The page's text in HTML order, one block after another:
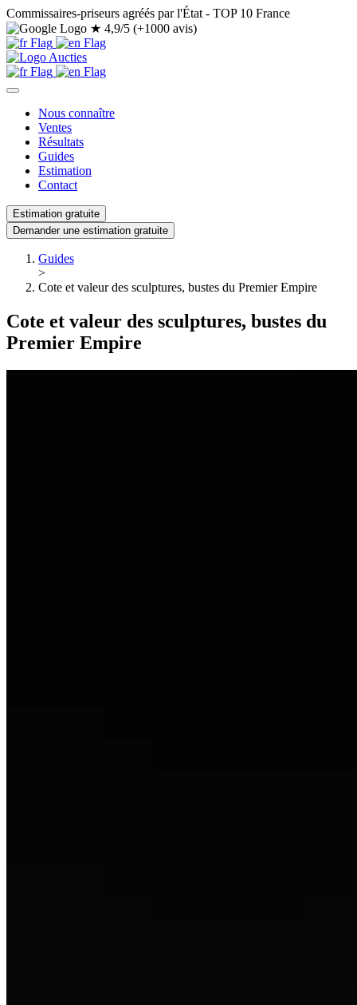
Commissaires-priseurs agréés par l'État - TOP 10 France
★ 4,9/5 (+1000 avis)
Nous connaître
Ventes
Résultats
Guides
Estimation
Contact
Estimation gratuite
Demander une estimation gratuite
Guides
>
Cote et valeur des sculptures, bustes du Premier Empire
Cote et valeur des sculptures, bustes du
Premier Empire